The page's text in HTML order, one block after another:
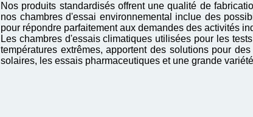
Nos produits standardisés offrent une qualité de
nos chambres d'essai environnemental inclue des
pour répondre parfaitement aux demandes des activités
Les chambres d'essais climatiques utilisées pour les
températures extrêmes, apportent des solutions pour
solaires, les essais pharmaceutiques et une grande